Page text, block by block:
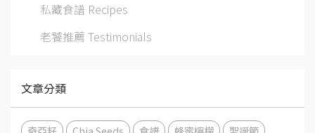
私藏食譜 Recipes
老饕推薦 Testimonials
文章分類